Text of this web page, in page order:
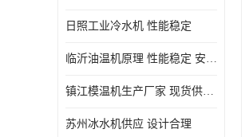
日照工业冷水机 性能稳定
临沂油温机原理 性能稳定 安装方便
镇江模温机生产厂家 现货供应 售后保障
苏州冰水机供应 设计合理